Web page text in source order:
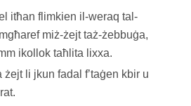
itħan flimkien il-weraq tal-
miż-żejt taż-żebbuġa,
ikollok taħlita lixxa.
li jkun fadal f’taġen kbir u